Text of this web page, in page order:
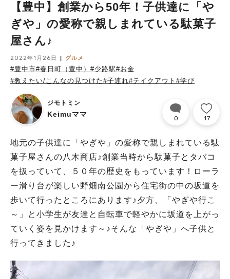
【豊中】創業から50年！子供達に「や
ぎや」の愛称で親しまれている駄菓子
屋さん♪
2022年1月26日 グルメ
#豊中市#春日町（豊中） #少路駅#お金
#教えたい/こんなの見つけた#子連れ#テイクアウト #学び
ジモトミン
Keimuママ 0 17
地元の子供達に「やぎや」の愛称で親しまれている駄
菓子屋さんの八木商店♪創業当時から駄菓子とタバコ
を扱っていて、５０年の歴史をもっています！ローラ
ー滑り台が楽しい野畑南公園から住宅街の中の坂道を
歩いて行ったところにあります♪夕方、「やぎや行こ
～」と小学生が友達と自転車で軽やかに坂道を上がっ
ていく姿を見かけます～♪そんな「やぎや」へ子供と
行ってきました♪